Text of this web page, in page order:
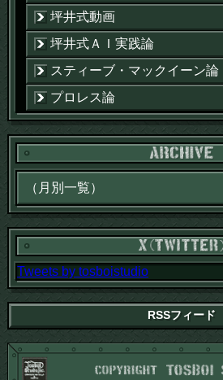
坪井式動画
坪井式ＡＩ実践論
スティーブ・マックイーン論
プロレス論
Tweets by tosboistudio
RSSフィード